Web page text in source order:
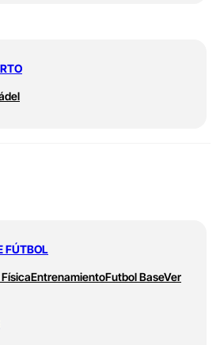
FÚTBOL
EntrenamientoFutbol BaseVer